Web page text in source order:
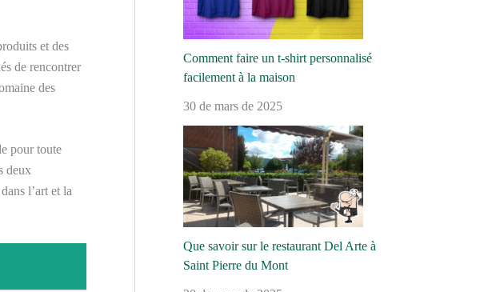
et des
de rencontrer
des
pour toute
deux
l’art et la
Comment faire un t-shirt personnalisé
facilement à la maison
30 de mars de 2025
Que savoir sur le restaurant Del Arte à
Saint Pierre du Mont